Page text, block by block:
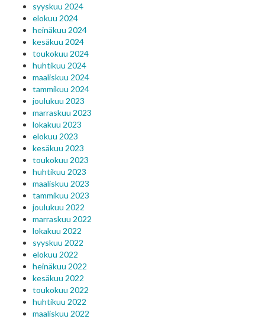
syyskuu 2024
elokuu 2024
heinäkuu 2024
kesäkuu 2024
toukokuu 2024
huhtikuu 2024
maaliskuu 2024
tammikuu 2024
joulukuu 2023
marraskuu 2023
lokakuu 2023
elokuu 2023
kesäkuu 2023
toukokuu 2023
huhtikuu 2023
maaliskuu 2023
tammikuu 2023
joulukuu 2022
marraskuu 2022
lokakuu 2022
syyskuu 2022
elokuu 2022
heinäkuu 2022
kesäkuu 2022
toukokuu 2022
huhtikuu 2022
maaliskuu 2022